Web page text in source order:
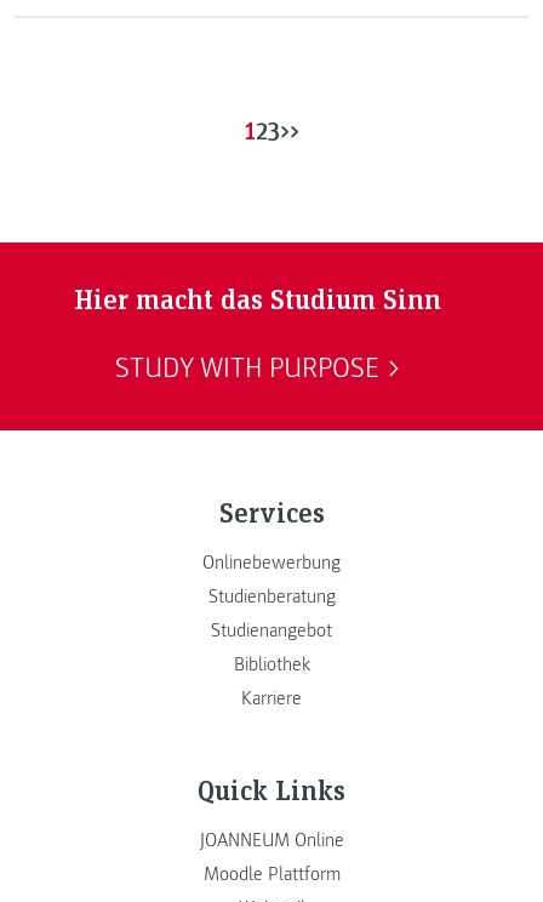
sie sich als Jungdesignerin am Markt durchsetzen kann.
123>>
Hier macht das Studium Sinn
STUDY WITH PURPOSE
Services
Onlinebewerbung
Studienberatung
Studienangebot
Bibliothek
Karriere
Quick Links
JOANNEUM Online
Moodle Plattform